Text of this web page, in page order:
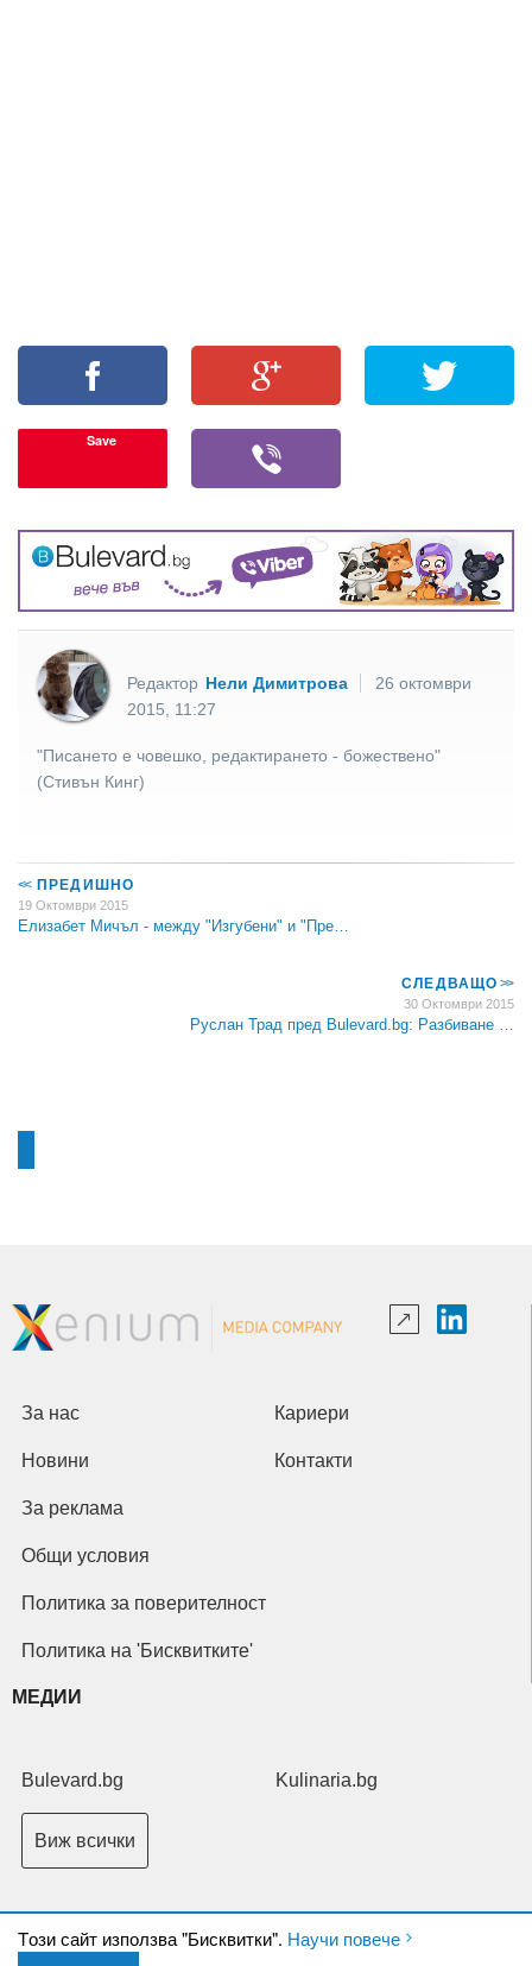
Save
Редактор Нели Димитрова
26 октомври
2015, 11:27
"Писането е човешко, редактирането - божествено"
(Стивън Кинг)
<<ПРЕДИШНО
19 Октомври 2015
Елизабет Мичъл - между "Изгубени" и "Пре…
СЛЕДВАЩО>>
30 Октомври 2015
Руслан Трад пред Bulevard.bg: Разбиване …
Tози сайт използва "Бисквитки". Научи повече
За нас Кариери
Новини Контакти
За реклама
Общи условия
Политика за поверителност
Политика на 'Бисквитките'
МЕДИИ
Bulevard.bg Kulinaria.bg
Виж всички